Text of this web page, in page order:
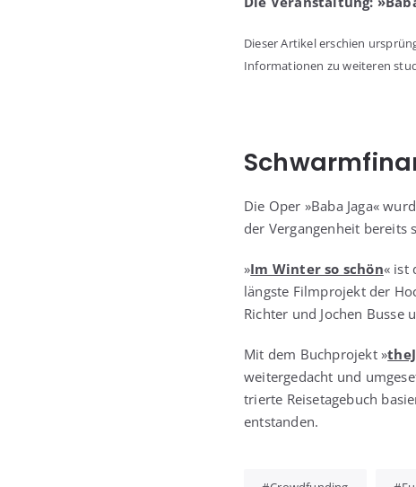
Die­ser Arti­kel erschien
Infor­ma­tio­nen zu wei­te­ren
Die Oper »Baba Jaga«
der Ver­gan­gen­heit bereits
»Im Win­ter so schön« ist
längs­te Film­pro­jekt der
Rich­ter und Jochen
Mit dem Buch­pro­jekt »
wei­ter­ge­dacht und
trier­te Rei­se­ta­ge­buch
entstanden.